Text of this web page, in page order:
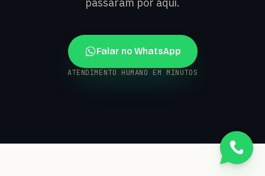
Falar no WhatsApp
ATENDIMENTO HUMANO EM MINUTOS